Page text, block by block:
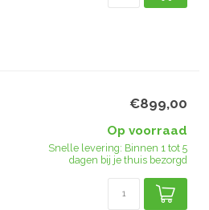
€899,00
Op voorraad
Snelle levering: Binnen 1 tot 5
dagen bij je thuis bezorgd